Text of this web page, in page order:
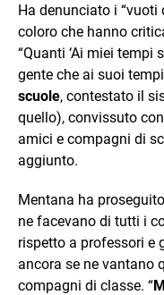
Ha denunciato i “vuoti
coloro che hanno
“Quanti ‘Ai miei tempi
gente che ai suoi
scuole, contestato il
quello), convissuto
amici e compagni di
aggiunto.
Mentana ha
ne facevano di tutti i
rispetto a professori e
ancora se ne vantano
compagni di classe. “